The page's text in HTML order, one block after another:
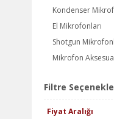
Kondenser
El Mikrofonları
Shotgun
Mikrofon
Filtre
Fiyat Aralığı